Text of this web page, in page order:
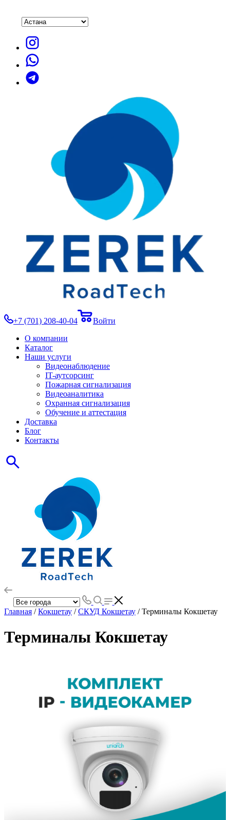
+7 (701) 208-40-04
Войти
О компании
Каталог
Наши услуги
Видеонаблюдение
IT-аутсорсинг
Пожарная сигнализация
Видеоаналитика
Охранная сигнализация
Обучение и аттестация
Доставка
Блог
Контакты
Главная /Кокшетау /СКУД Кокшетау / Терминалы Кокшетау
Терминалы Кокшетау